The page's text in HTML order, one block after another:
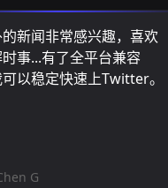
新闻非常感兴趣，喜欢
事...有了全平台兼容
以稳定快速上Twitter。
G